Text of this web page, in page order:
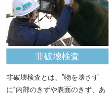
非破壊検査
非破壊検査とは、”物を壊さず
に”内部のきずや表面のきず、あ